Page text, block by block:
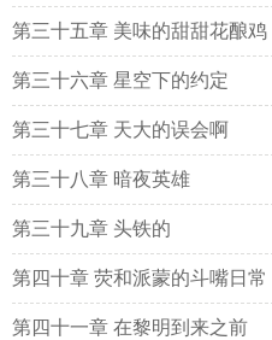
第三十五章 美味的甜甜花酿鸡
第三十六章 星空下的约定
第三十七章 天大的误会啊
第三十八章 暗夜英雄
第三十九章 头铁的
第四十章 荧和派蒙的斗嘴日常
第四十一章 在黎明到来之前